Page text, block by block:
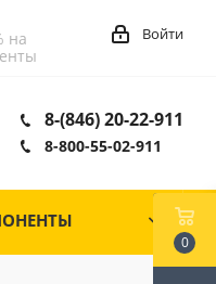
на
Войти
8-(846) 20-22-911
8-800-55-02-911
0